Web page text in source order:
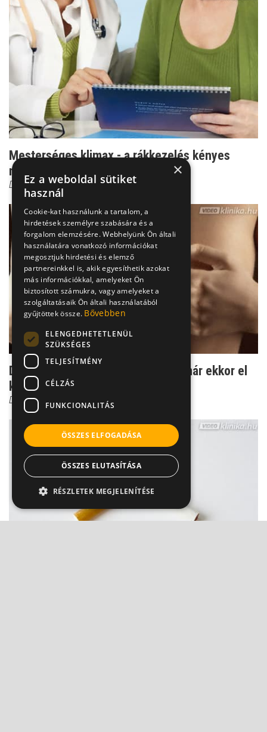
Mesterséges klimax - a rákkezelés kényes
mellékhatása
Dr. Szántó István
Dr. Bittner: az emlő önvizsgálatát már ekkor el
kell kezdeni
Dr. Bittner Nóra
×
Ez a weboldal sütiket
használ
Cookie-kat használunk a tartalom, a
hirdetések személyre szabására és a
forgalom elemzésére. Webhelyünk Ön általi
használatára vonatkozó információkat
megosztjuk hirdetési és elemző
partnereinkkel is, akik egyesíthetik azokat
más információkkal, amelyeket Ön
biztosított számukra, vagy amelyeket a
szolgáltatásaik Ön általi használatából
gyűjtöttek össze. Bővebben
ELENGEDHETETLENÜL
SZÜKSÉGES
TELJESÍTMÉNY
CÉLZÁS
FUNKCIONALITÁS
ÖSSZES ELFOGADÁSA
ÖSSZES ELUTASÍTÁSA
RÉSZLETEK MEGJELENÍTÉSE